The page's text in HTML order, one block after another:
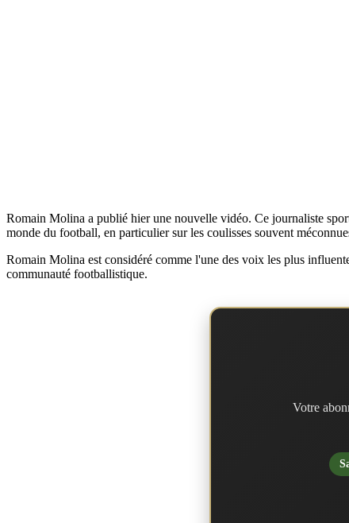
Romain Molina a publié hier une nouvelle vidéo. Ce journaliste
monde du football, en particulier sur les coulisses souvent
Romain Molina est considéré comme l'une des voix les plus
communauté footballistique.
Votre